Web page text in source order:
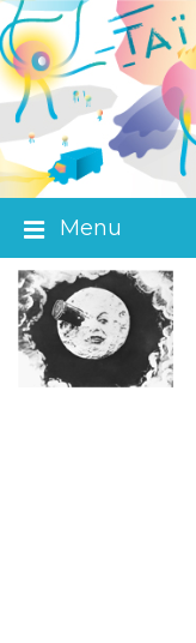
Skip
to
content
Skip
to
main
navigation
Skip
to
footer
Menu